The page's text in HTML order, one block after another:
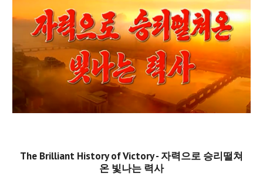
The Brilliant History of Victory - 자력으로 승리떨쳐
온 빛나는 력사